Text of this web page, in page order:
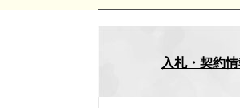
入札・契約